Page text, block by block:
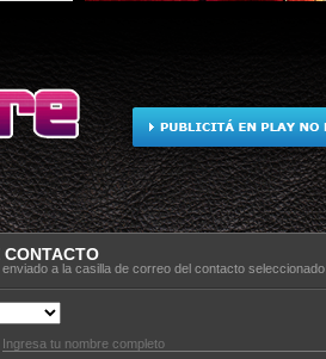
a la casilla de correo del contacto seleccionado